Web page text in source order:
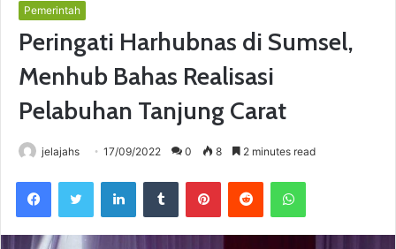
Pemerintah
Peringati Harhubnas di Sumsel,
Menhub Bahas Realisasi
Pelabuhan Tanjung Carat
jelajahs 17/09/2022 0 8 2 minutes read